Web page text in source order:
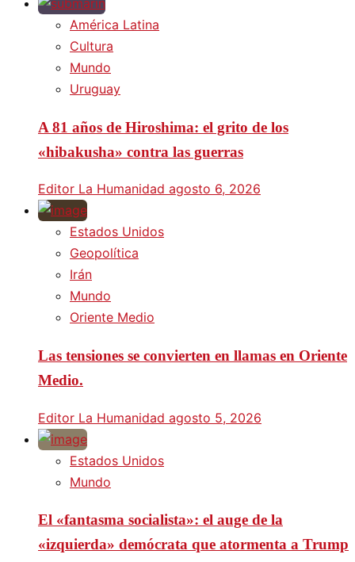
América Latina
Cultura
Mundo
Uruguay
A 81 años de Hiroshima: el grito de los
«hibakusha» contra las guerras
Editor La Humanidad agosto 6, 2026
Estados Unidos
Geopolítica
Irán
Mundo
Oriente Medio
Las tensiones se convierten en llamas en Oriente
Medio.
Editor La Humanidad agosto 5, 2026
Estados Unidos
Mundo
El «fantasma socialista»: el auge de la
«izquierda» demócrata que atormenta a Trump